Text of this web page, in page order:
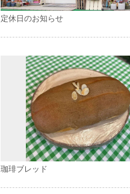
定休日のお知らせ
珈琲ブレッド